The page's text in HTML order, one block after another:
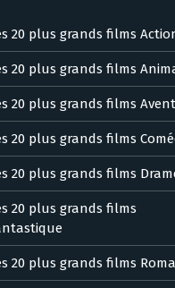
20 plus grands films
20 plus grands films
20 plus grands films
20 plus grands films
20 plus grands films
20 plus grands films
20 plus grands films